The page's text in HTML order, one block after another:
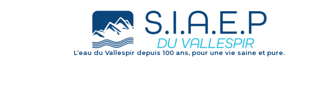
L’eau du Vallespir depuis 100 ans, pour une vie saine et pure.